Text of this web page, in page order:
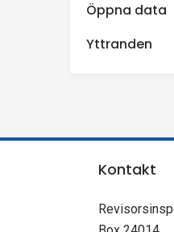
Öppna data
Yttranden
Kontakt